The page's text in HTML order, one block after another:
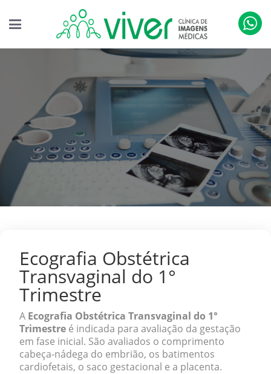
Ecografia Obstétrica
Transvaginal do 1°
Trimestre
A Ecografia Obstétrica Transvaginal do 1°
Trimestre é indicada para avaliação da gestação
em fase inicial. São avaliados o comprimento
cabeça-nádega do embrião, os batimentos
cardiofetais, o saco gestacional e a placenta.